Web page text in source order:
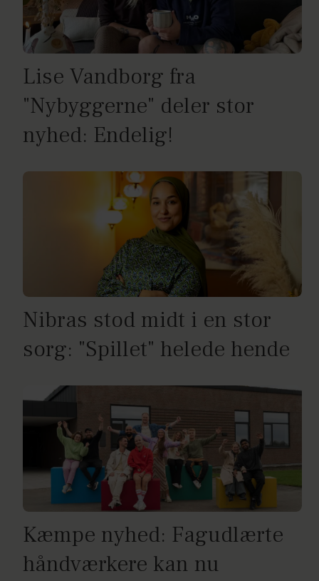
Lise Vandborg fra
"Nybyggerne" deler stor
nyhed: Endelig!
Nibras stod midt i en stor
sorg: "Spillet" helede hende
Kæmpe nyhed: Fagudlærte
håndværkere kan nu